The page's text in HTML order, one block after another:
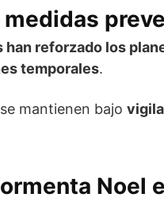
han reforzado los
temporales.
se mantienen bajo
Noel